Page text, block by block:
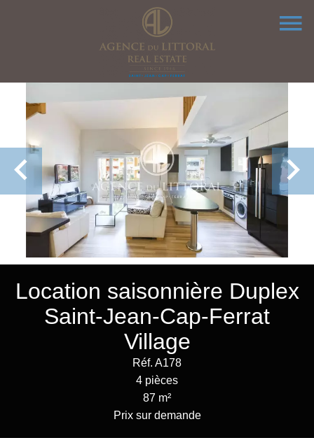
Location saisonnière Duplex
Saint-Jean-Cap-Ferrat
Village
Réf. A178
4 pièces
87 m²
Prix sur demande